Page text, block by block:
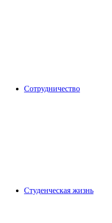
Сотрудничество
Студенческая жизнь